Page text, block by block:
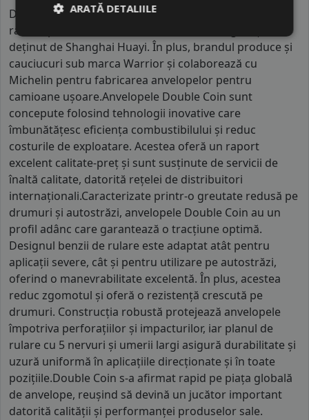
Double Coin este un producător chinez de anvelope
radiale pentru camioane, cu sediul în Shanghai și
deținut de Shanghai Huayi. În plus, brandul produce și
cauciucuri sub marca Warrior și colaborează cu
Michelin pentru fabricarea anvelopelor pentru
camioane ușoare.Anvelopele Double Coin sunt
concepute folosind tehnologii inovative care
îmbunătățesc eficiența combustibilului și reduc
costurile de exploatare. Acestea oferă un raport
excelent calitate-preț și sunt susținute de servicii de
înaltă calitate, datorită rețelei de distribuitori
internaționali.Caracterizate printr-o greutate redusă pe
drumuri și autostrăzi, anvelopele Double Coin au un
profil adânc care garantează o tracțiune optimă.
Designul benzii de rulare este adaptat atât pentru
aplicații severe, cât și pentru utilizare pe autostrăzi,
oferind o manevrabilitate excelentă. În plus, acestea
reduc zgomotul și oferă o rezistență crescută pe
drumuri. Construcția robustă protejează anvelopele
împotriva perforațiilor și impacturilor, iar planul de
rulare cu 5 nervuri și umerii largi asigură durabilitate și
uzură uniformă în aplicațiile direcționate și în toate
pozițiile.Double Coin s-a afirmat rapid pe piața globală
de anvelope, reușind să devină un jucător important
datorită calității și performanței produselor sale.
ARATĂ DETALIILE